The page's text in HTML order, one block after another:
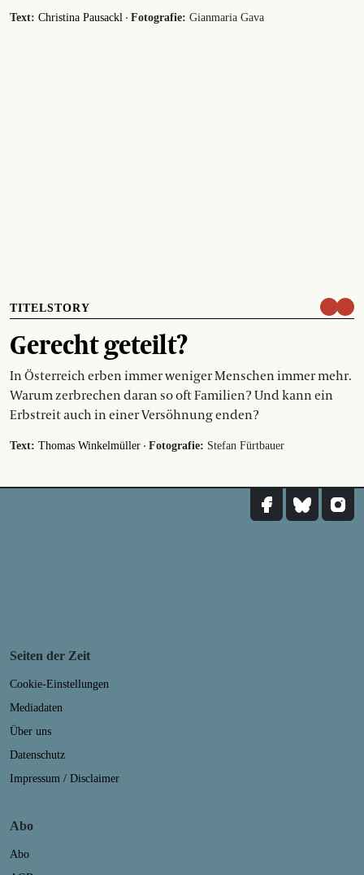
Text: Christina Pausackl · Fotografie: Gianmaria Gava
TITELSTORY
Gerecht geteilt?
In Österreich erben immer weniger Menschen immer mehr.
Warum zerbrechen daran so oft Familien? Und kann ein
Erbstreit auch in einer Versöhnung enden?
Text: Thomas Winkelmüller · Fotografie: Stefan Fürtbauer
Seiten der Zeit
Cookie-Einstellungen
Mediadaten
Über uns
Datenschutz
Impressum / Disclaimer
Abo
Abo